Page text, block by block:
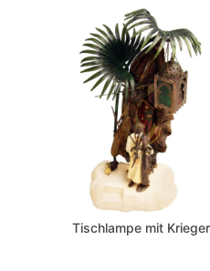
Tischlampe mit Krieger